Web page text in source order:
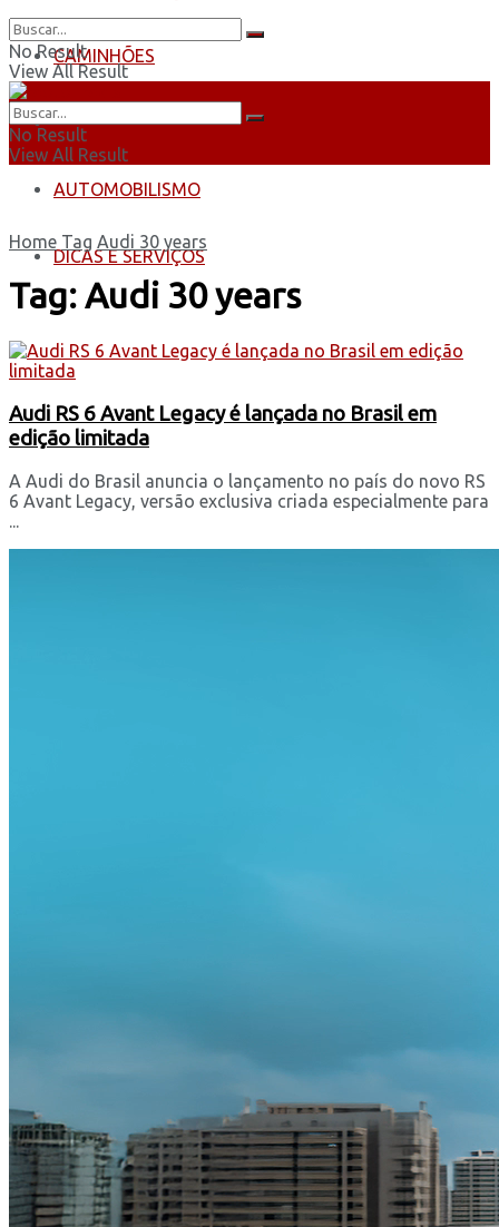
CAMINHÕES
ÔNIBUS
AUTOMOBILISMO
DICAS E SERVIÇOS
No Result
View All Result
No Result
View All Result
Home Tag Audi 30 years
Tag:Audi 30 years
Audi RS 6 Avant Legacy é lançada no Brasil em
edição limitada
A Audi do Brasil anuncia o lançamento no país do novo RS
6 Avant Legacy, versão exclusiva criada especialmente para
...